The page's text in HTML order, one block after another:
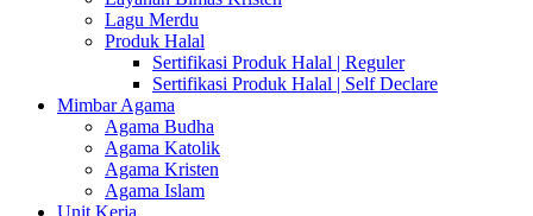
Lagu Merdu
Produk Halal
Sertifikasi Produk Halal | Reguler
Sertifikasi Produk Halal | Self Declare
Mimbar Agama
Agama Budha
Agama Katolik
Agama Kristen
Agama Islam
Unit Kerja